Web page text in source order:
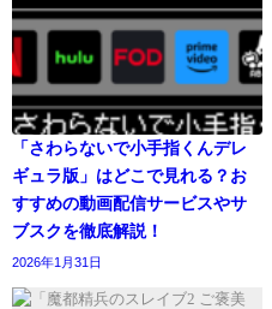
「さわらないで小手指くんデレ
ギュラ版」はどこで見れる？お
すすめの動画配信サービスやサ
ブスクを徹底解説！
2026年1月31日